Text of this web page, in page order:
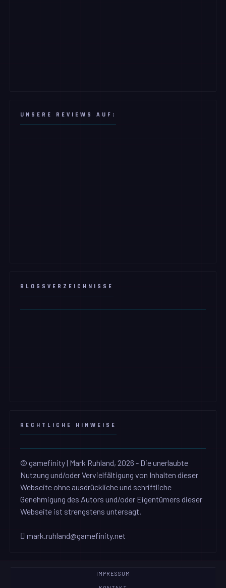
UNSERE REVIEWS AUF:
BLOGSVERZEICHNISSE
RECHTLICHE HINWEISE
© gamefinity | Mark Ruhland, 2026 - Die unerlaubte
Nutzung und/oder Vervielfältigung von Inhalten dieser
Webseite ohne ausdrückliche und schriftliche
Genehmigung des Autors und/oder Eigentümers dieser
Webseite ist strengstens untersagt.
mark.ruhland@gamefinity.net
IMPRESSUM